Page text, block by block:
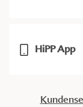
HiPP App